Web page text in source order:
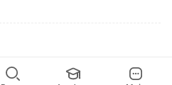
de música do Brasil